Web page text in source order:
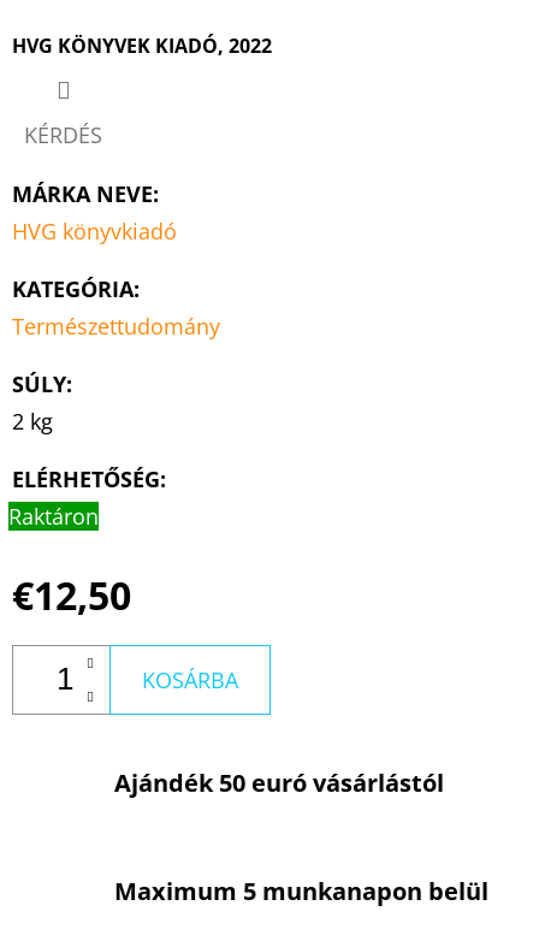
HVG KÖNYVEK KIADÓ, 2022
KÉRDÉS
MÁRKA NEVE:
HVG könyvkiadó
KATEGÓRIA:
Természettudomány
SÚLY:
2 kg
ELÉRHETŐSÉG:
Raktáron
€12,50
KOSÁRBA
Ajándék 50 euró vásárlástól
Maximum 5 munkanapon belül